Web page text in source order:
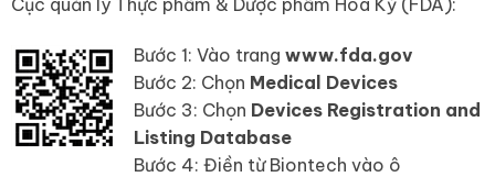
Bước 1: Vào trang www.fda.gov
Bước 2: Chọn Medical Devices
Bước 3: Chọn Devices Registration and
Listing Database
Bước 4: Điền từ Biontech vào ô